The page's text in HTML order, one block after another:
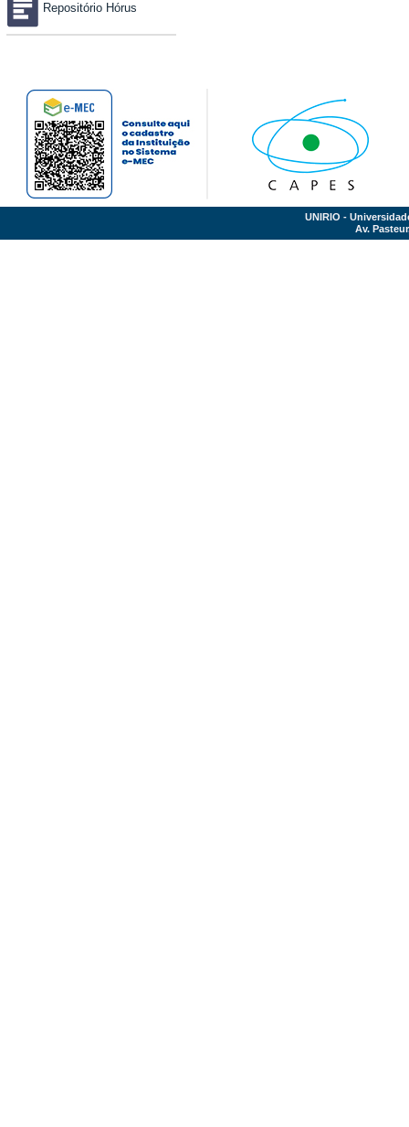
Repositório Hórus
UNIRIO -
Av.